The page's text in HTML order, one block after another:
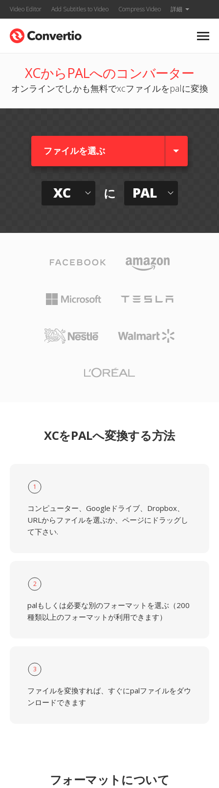
Video Editor Add Subtitles to Video Compress Video 詳細
XCからPALへのコンバーター
オンラインでしかも無料でxcファイルをpalに変換
ファイルを選ぶ
XC に PAL
XCをPALへ変換する方法
1
コンピューター、Googleドライブ、Dropbox、
URLからファイルを選ぶか、ページにドラッグし
て下さい.
2
palもしくは必要な別のフォーマットを選ぶ（200
種類以上のフォーマットが利用できます）
3
ファイルを変換すれば、すぐにpalファイルをダウ
ンロードできます
フォーマットについて